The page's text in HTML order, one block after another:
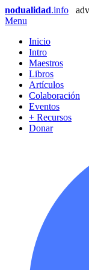
nodualidad.info
Menu
Inicio
Intro
Maestros
Libros
Artículos
Colaboración
Eventos
+ Recursos
Donar